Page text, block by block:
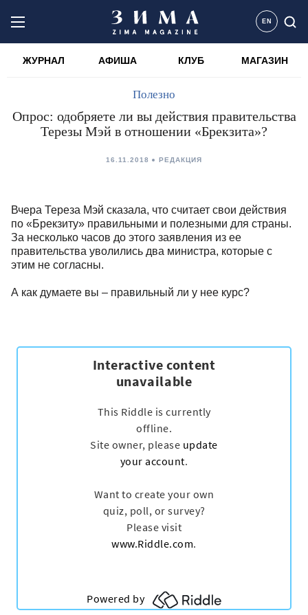
EN
ЖУРНАЛ АФИША КЛУБ МАГАЗИН
Полезно
Опрос: одобряете ли вы действия правительства
Терезы Мэй в отношении «Брекзита»?
16.11.2018 РЕДАКЦИЯ
Вчера Тереза Мэй сказала, что считает свои действия
по «Брекзиту» правильными и полезными для страны.
За несколько часов до этого заявления из ее
правительства уволились два министра, которые с
этим не согласны.
А как думаете вы – правильный ли у нее курс?